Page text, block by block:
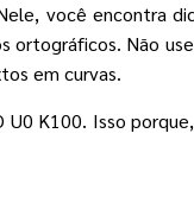
você encontra
Não
em curvas.
K100. Isso